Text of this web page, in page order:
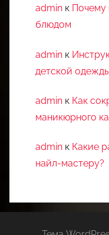
admin к Почему
блюдом
admin к
детской
admin к Как
маникюрного
admin к Какие
найл-мастеру?